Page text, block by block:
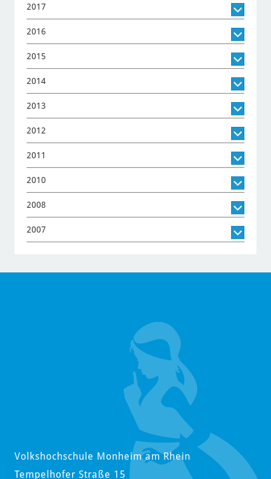
2017
2016
2015
2014
2013
2012
2011
2010
2008
2007
Volkshochschule Monheim am Rhein
Tempelhofer Straße 15